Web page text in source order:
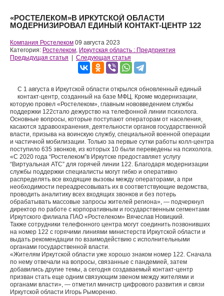
«РОСТЕЛЕКОМ»В ИРКУТСКОЙ ОБЛАСТИ
МОДЕРНИЗИРОВАЛ ЕДИНЫЙ КОНТАКТ-ЦЕНТР 122
Компания Ростелеком 09 августа 2023
Категория: Ростелеком, Иркутская область : Предприятия
Предыдущая статья
Следующая статья
С 1 августа в Иркутской области открылся обновленный единый
контакт-центр, созданный на базе МФЦ. Кроме модернизации,
которую провел «Ростелеком», главным нововведением службы
поддержки 122стало дежурство на телефонной линии психолога.
Основные вопросы, которые поступают операторам от населения,
касаются здравоохранения, деятельности органов государственной
власти, призыва на воинскую службу, специальной военной операции
и частичной мобилизации. Только за первые сутки работы колл-центра
поступило 635 звонков, из которых 10 были переведены на психолога.
«С 2020 года “Ростелеком”в Иркутске предоставляет услугу
“Виртуальная АТС” для горячей линии 122. Благодаря модернизации
службы поддержки специалисты могут гибко и оперативно
распределять все входящие вызовы между операторами, а при
необходимости переадресовывать их в соответствующие ведомства,
проводить аналитику всех входящих звонков и без потерь
обрабатывать массовые запросы жителей региона», — подчеркнул
директор по работе с корпоративным и государственным сегментами
Иркутского филиала ПАО «Ростелеком» Вячеслав Новицкий.
Также сотрудники телефонного центра могут соединить позвонивших
на номер 122 с горячими линиями министерств Иркутской области и
выдать рекомендации по взаимодействию с исполнительными
органами государственной власти.
«Жителям Иркутской области уже хорошо знаком номер 122. Сначала
по нему отвечали на вопросы, связанные с пандемией, затем
добавились другие темы, а сегодня создаваемый контакт-центр
призван стать еще одним связующим звеном между жителями и
органами власти», — отметил министр цифрового развития и связи
Иркутской области Игорь Рыморенко.